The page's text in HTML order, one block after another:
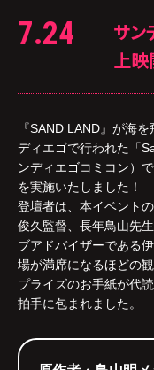
7.24
サン
上映
『SAND LAND』が海
ディエゴで行われた「
ンディエゴコミコン）
を実施いたしました！
登壇者は、本イベント
俊久監督、長年鳥山先
ブアドバイザーである
場が満席になるほどの
プライズのお手紙が代
拍手に包まれました。